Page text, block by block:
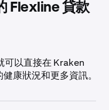
Flexline 貸款
可以直接在 Kraken
康狀況和更多資訊。